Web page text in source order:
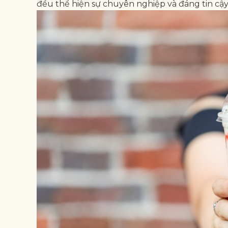
đều thể hiện sự chuyên nghiệp và đáng tin